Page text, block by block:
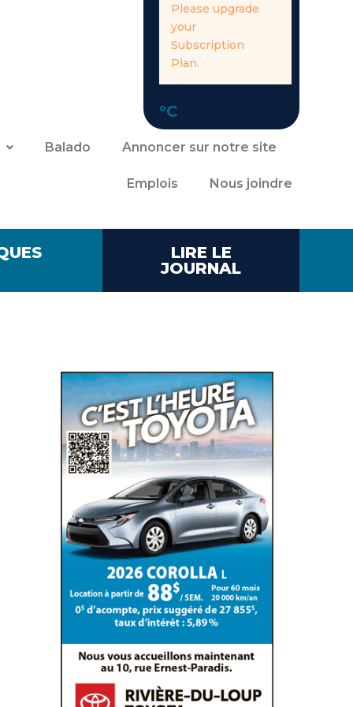
Please upgrade
your
Subscription
Plan.
°C
Balado Annoncer sur notre site
Emplois Nous joindre
LIRE LE
JOURNAL